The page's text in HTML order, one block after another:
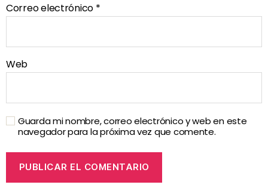
Correo electrónico *
Web
Guarda mi nombre, correo electrónico y web en este
navegador para la próxima vez que comente.